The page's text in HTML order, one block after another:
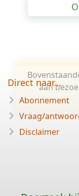
aan
Direct naar...
Abonnement
Vraag/
Disclaimer